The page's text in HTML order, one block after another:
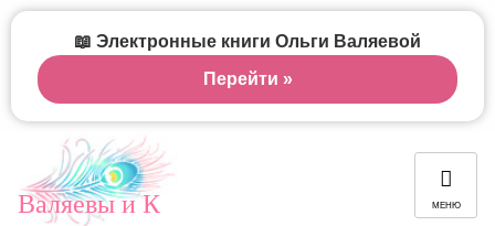
Валяевы и К МЕНЮ
📖 Электронные книги Ольги Валяевой
Перейти »